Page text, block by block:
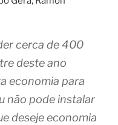
cerca de 400
deste ano
economia para
não pode instalar
deseje economia